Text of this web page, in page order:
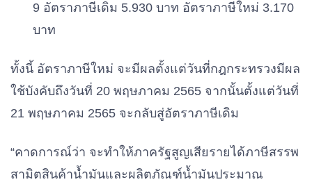
9 อัตราภาษีเดิม 5.930 บาท อัตราภาษีใหม่ 3.170
บาท
ทั้งนี้ อัตราภาษีใหม่ จะมีผลตั้งแต่วันที่กฎกระทรวงมีผล
ใช้บังคับถึงวันที่ 20 พฤษภาคม 2565 จากนั้นตั้งแต่วันที่
21 พฤษภาคม 2565 จะกลับสู่อัตราภาษีเดิม
“คาดการณ์ว่า จะทำให้ภาครัฐสูญเสียรายได้ภาษีสรรพ
สามิตสินค้าน้ำมันและผลิตภัณฑ์น้ำมันประมาณ